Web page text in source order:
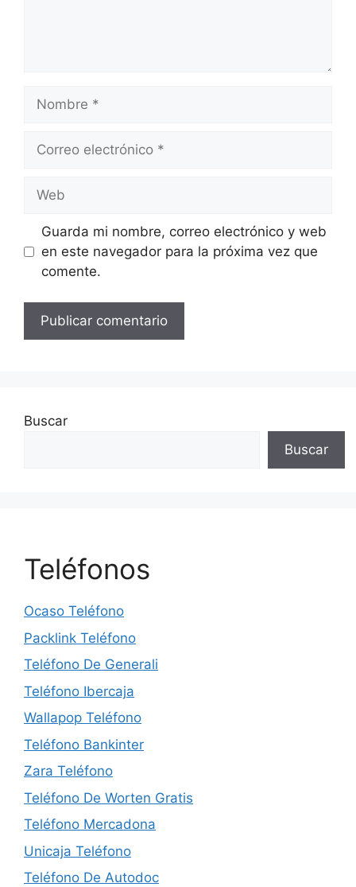
Nombre
Correo
Web
Guarda mi nombre, correo electrónico y web
en este navegador para la próxima vez que
comente.
Buscar
Buscar
Teléfonos
Ocaso Teléfono
Packlink Teléfono
Teléfono De Generali
Teléfono Ibercaja
Wallapop Teléfono
Teléfono Bankinter
Zara Teléfono
Teléfono De Worten Gratis
Teléfono Mercadona
Unicaja Teléfono
Teléfono De Autodoc